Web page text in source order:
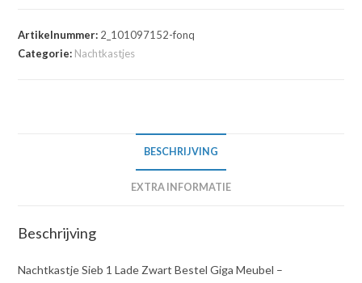
Artikelnummer: 2_101097152-fonq
Categorie: Nachtkastjes
BESCHRIJVING
EXTRA INFORMATIE
Beschrijving
Nachtkastje Sieb 1 Lade Zwart Bestel Giga Meubel –